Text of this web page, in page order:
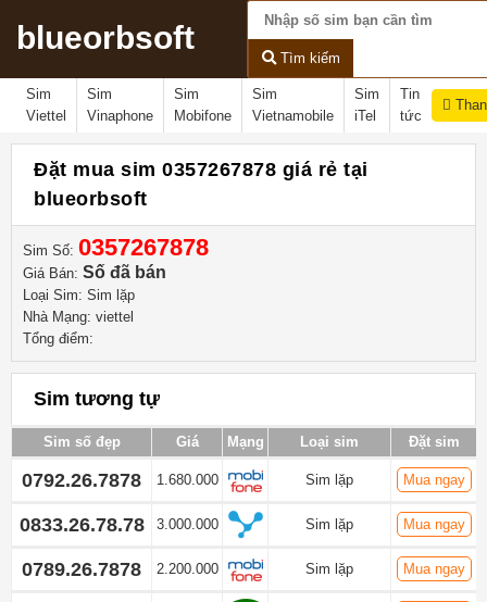
blueorbsoft
Tìm kiếm
Sim
Viettel
Sim
Vinaphone
Sim
Mobifone
Sim
Vietnamobile
Sim
iTel
Tin
tức
Đặt mua sim 0357267878 giá rẻ tại
blueorbsoft
Sim Số: 0357267878
Giá Bán: Số đã bán
Loại Sim: Sim lặp
Nhà Mạng: viettel
Tổng điểm:
Sim tương tự
Sim số đẹp Giá Mạng Loại sim Đặt sim
0792.26.7878 1.680.000 Sim lặp Mua ngay
0833.26.78.78 3.000.000 Sim lặp Mua ngay
0789.26.7878 2.200.000 Sim lặp Mua ngay